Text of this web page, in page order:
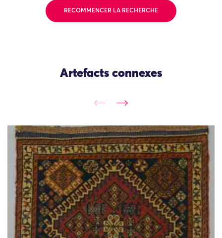
RECOMMENCER LA RECHERCHE
Artefacts connexes